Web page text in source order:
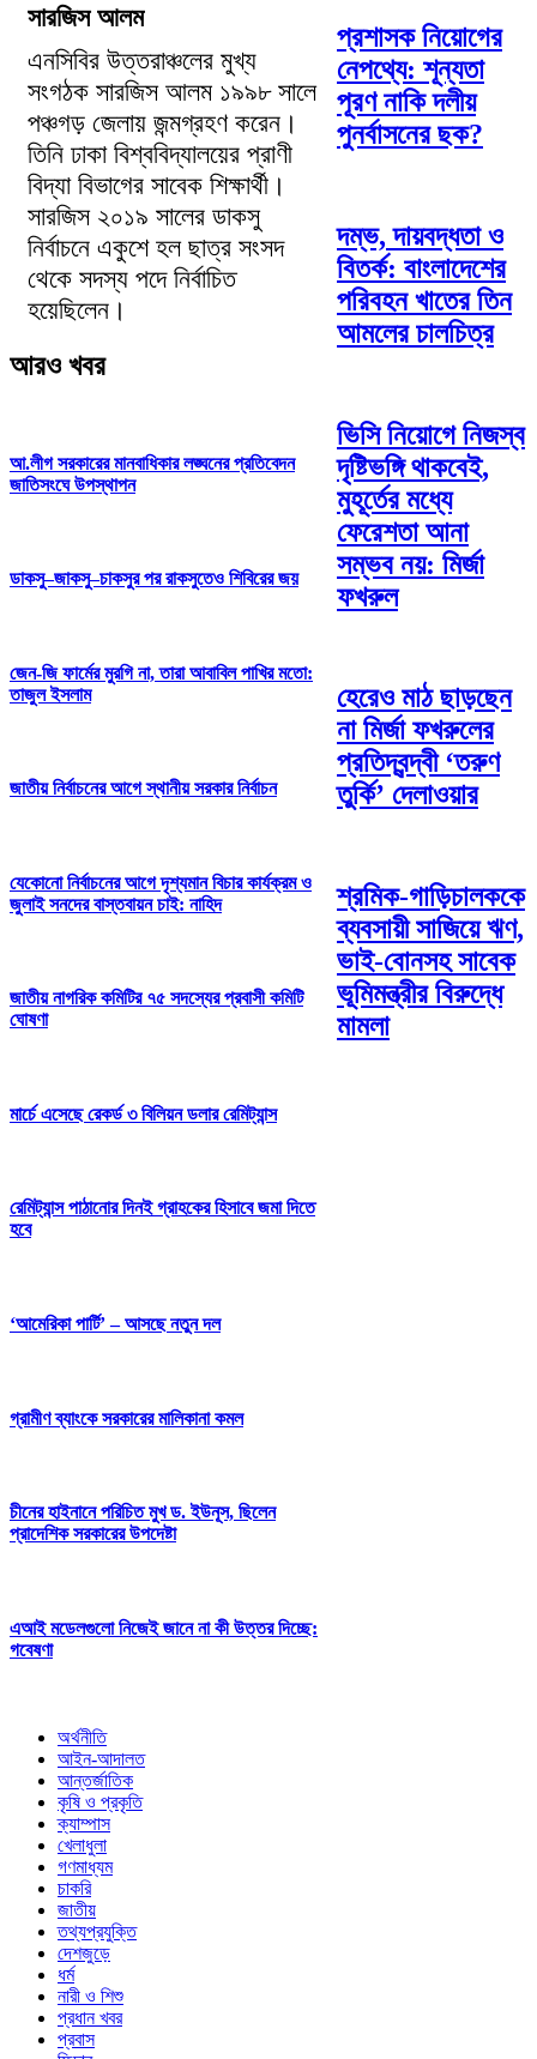
সারজিস আলম
এনসিবির উত্তরাঞ্চলের মুখ্য
সংগঠক সারজিস আলম ১৯৯৮ সালে
পঞ্চগড় জেলায় জন্মগ্রহণ করেন।
তিনি ঢাকা বিশ্ববিদ্যালয়ের প্রাণী
বিদ্যা বিভাগের সাবেক শিক্ষার্থী।
সারজিস ২০১৯ সালের ডাকসু
নির্বাচনে একুশে হল ছাত্র সংসদ
থেকে সদস্য পদে নির্বাচিত
হয়েছিলেন।
আরও খবর
আ.লীগ সরকারের মানবাধিকার লঙ্ঘনের প্রতিবেদন
জাতিসংঘে উপস্থাপন
ডাকসু–জাকসু–চাকসুর পর রাকসুতেও শিবিরের জয়
জেন-জি ফার্মের মুরগি না, তারা আবাবিল পাখির মতো:
তাজুল ইসলাম
জাতীয় নির্বাচনের আগে স্থানীয় সরকার নির্বাচন
যেকোনো নির্বাচনের আগে দৃশ্যমান বিচার কার্যক্রম ও
জুলাই সনদের বাস্তবায়ন চাই: নাহিদ
জাতীয় নাগরিক কমিটির ৭৫ সদস্যের প্রবাসী কমিটি
ঘোষণা
মার্চে এসেছে রেকর্ড ৩ বিলিয়ন ডলার রেমিট্যান্স
রেমিট্যান্স পাঠানোর দিনই গ্রাহকের হিসাবে জমা দিতে
হবে
‘আমেরিকা পার্টি’ – আসছে নতুন দল
গ্রামীণ ব্যাংকে সরকারের মালিকানা কমল
চীনের হাইনানে পরিচিত মুখ ড. ইউনূস, ছিলেন
প্রাদেশিক সরকারের উপদেষ্টা
এআই মডেলগুলো নিজেই জানে না কী উত্তর দিচ্ছে:
গবেষণা
প্রশাসক নিয়োগের
নেপথ্যে: শূন্যতা
পূরণ নাকি দলীয়
পুনর্বাসনের ছক?
দম্ভ, দায়বদ্ধতা ও
বিতর্ক: বাংলাদেশের
পরিবহন খাতের তিন
আমলের চালচিত্র
ভিসি নিয়োগে নিজস্ব
দৃষ্টিভঙ্গি থাকবেই,
মুহূর্তের মধ্যে
ফেরেশতা আনা
সম্ভব নয়: মির্জা
ফখরুল
হেরেও মাঠ ছাড়ছেন
না মির্জা ফখরুলের
প্রতিদ্বন্দ্বী ‘তরুণ
তুর্কি’ দেলাওয়ার
শ্রমিক-গাড়িচালককে
ব্যবসায়ী সাজিয়ে ঋণ,
ভাই-বোনসহ সাবেক
ভূমিমন্ত্রীর বিরুদ্ধে
মামলা
অর্থনীতি
আইন-আদালত
আন্তর্জাতিক
কৃষি ও প্রকৃতি
ক্যাম্পাস
খেলাধুলা
গণমাধ্যম
চাকরি
জাতীয়
তথ্যপ্রযুক্তি
দেশজুড়ে
ধর্ম
নারী ও শিশু
প্রধান খবর
প্রবাস